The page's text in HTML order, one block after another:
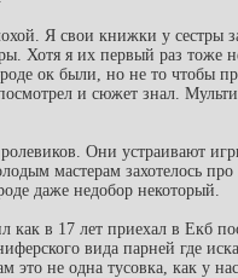
Я свои книжки у сестры
Хотя я их первый раз тоже
ок были, но не то чтобы
и сюжет знал.
Они устраивают
мастерам захотелось про
даже недобор некоторый.
как в 17 лет приехал в Екб
вида парней где
это не одна тусовка, как у нас